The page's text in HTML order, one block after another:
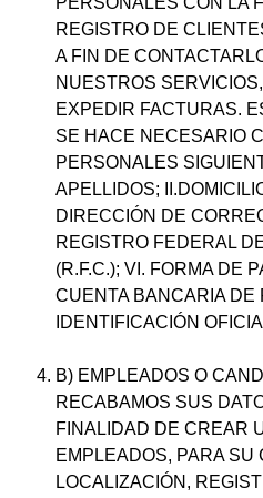
REGISTRO DE
A FIN DE
NUESTROS
EXPEDIR FACTURAS.
SE HACE NECESARIO
PERSONALES
APELLIDOS;
DIRECCIÓN DE
REGISTRO FEDERAL
(R.F.C.); VI. FORMA DE
CUENTA BANCARIA DE
IDENTIFICACIÓN
B) EMPLEADOS O
RECABAMOS SUS
FINALIDAD DE CREAR
EMPLEADOS, PARA SU
LOCALIZACIÓN,